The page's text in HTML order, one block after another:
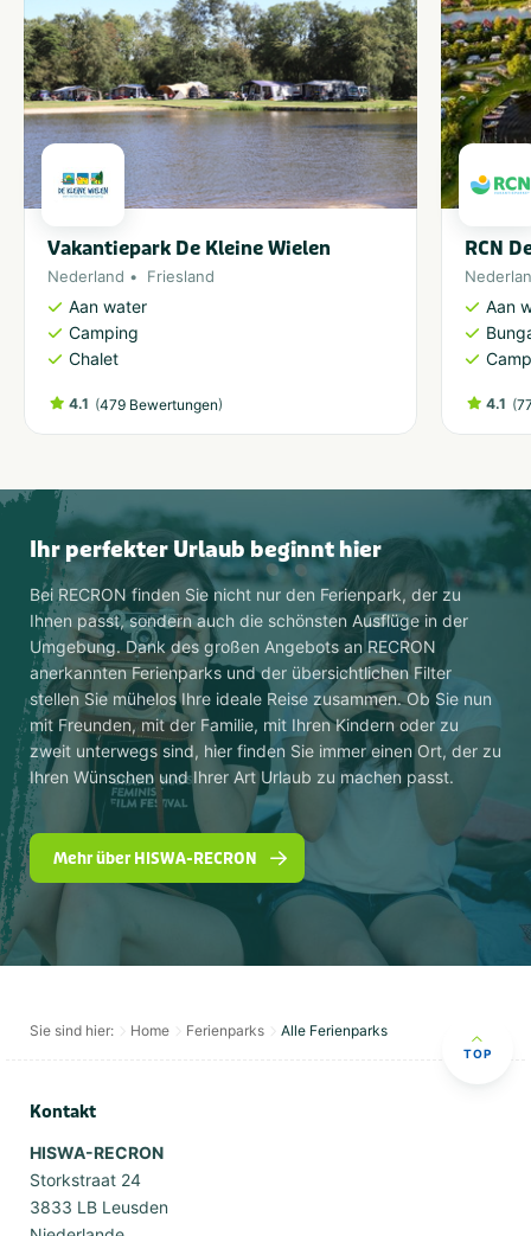
Vakantiepark De Kleine Wielen
Nederland Friesland
Aan water
Camping
Chalet
4.1 (479 Bewertungen)
RCN
Aan
4.1 (
Ihr perfekter Urlaub beginnt hier
Bei RECRON finden Sie nicht nur den Ferienpark, der zu
Ihnen passt, sondern auch die schönsten Ausflüge in der
Umgebung. Dank des großen Angebots an RECRON
anerkannten Ferienparks und der übersichtlichen Filter
stellen Sie mühelos Ihre ideale Reise zusammen. Ob Sie nun
mit Freunden, mit der Familie, mit Ihren Kindern oder zu
zweit unterwegs sind, hier finden Sie immer einen Ort, der zu
Ihren Wünschen und Ihrer Art Urlaub zu machen passt.
Mehr über HISWA-RECRON
Sie sind hier: Home Ferienparks Alle Ferienparks
TOP
Kontakt
HISWA-RECRON
Storkstraat 24
3833 LB Leusden